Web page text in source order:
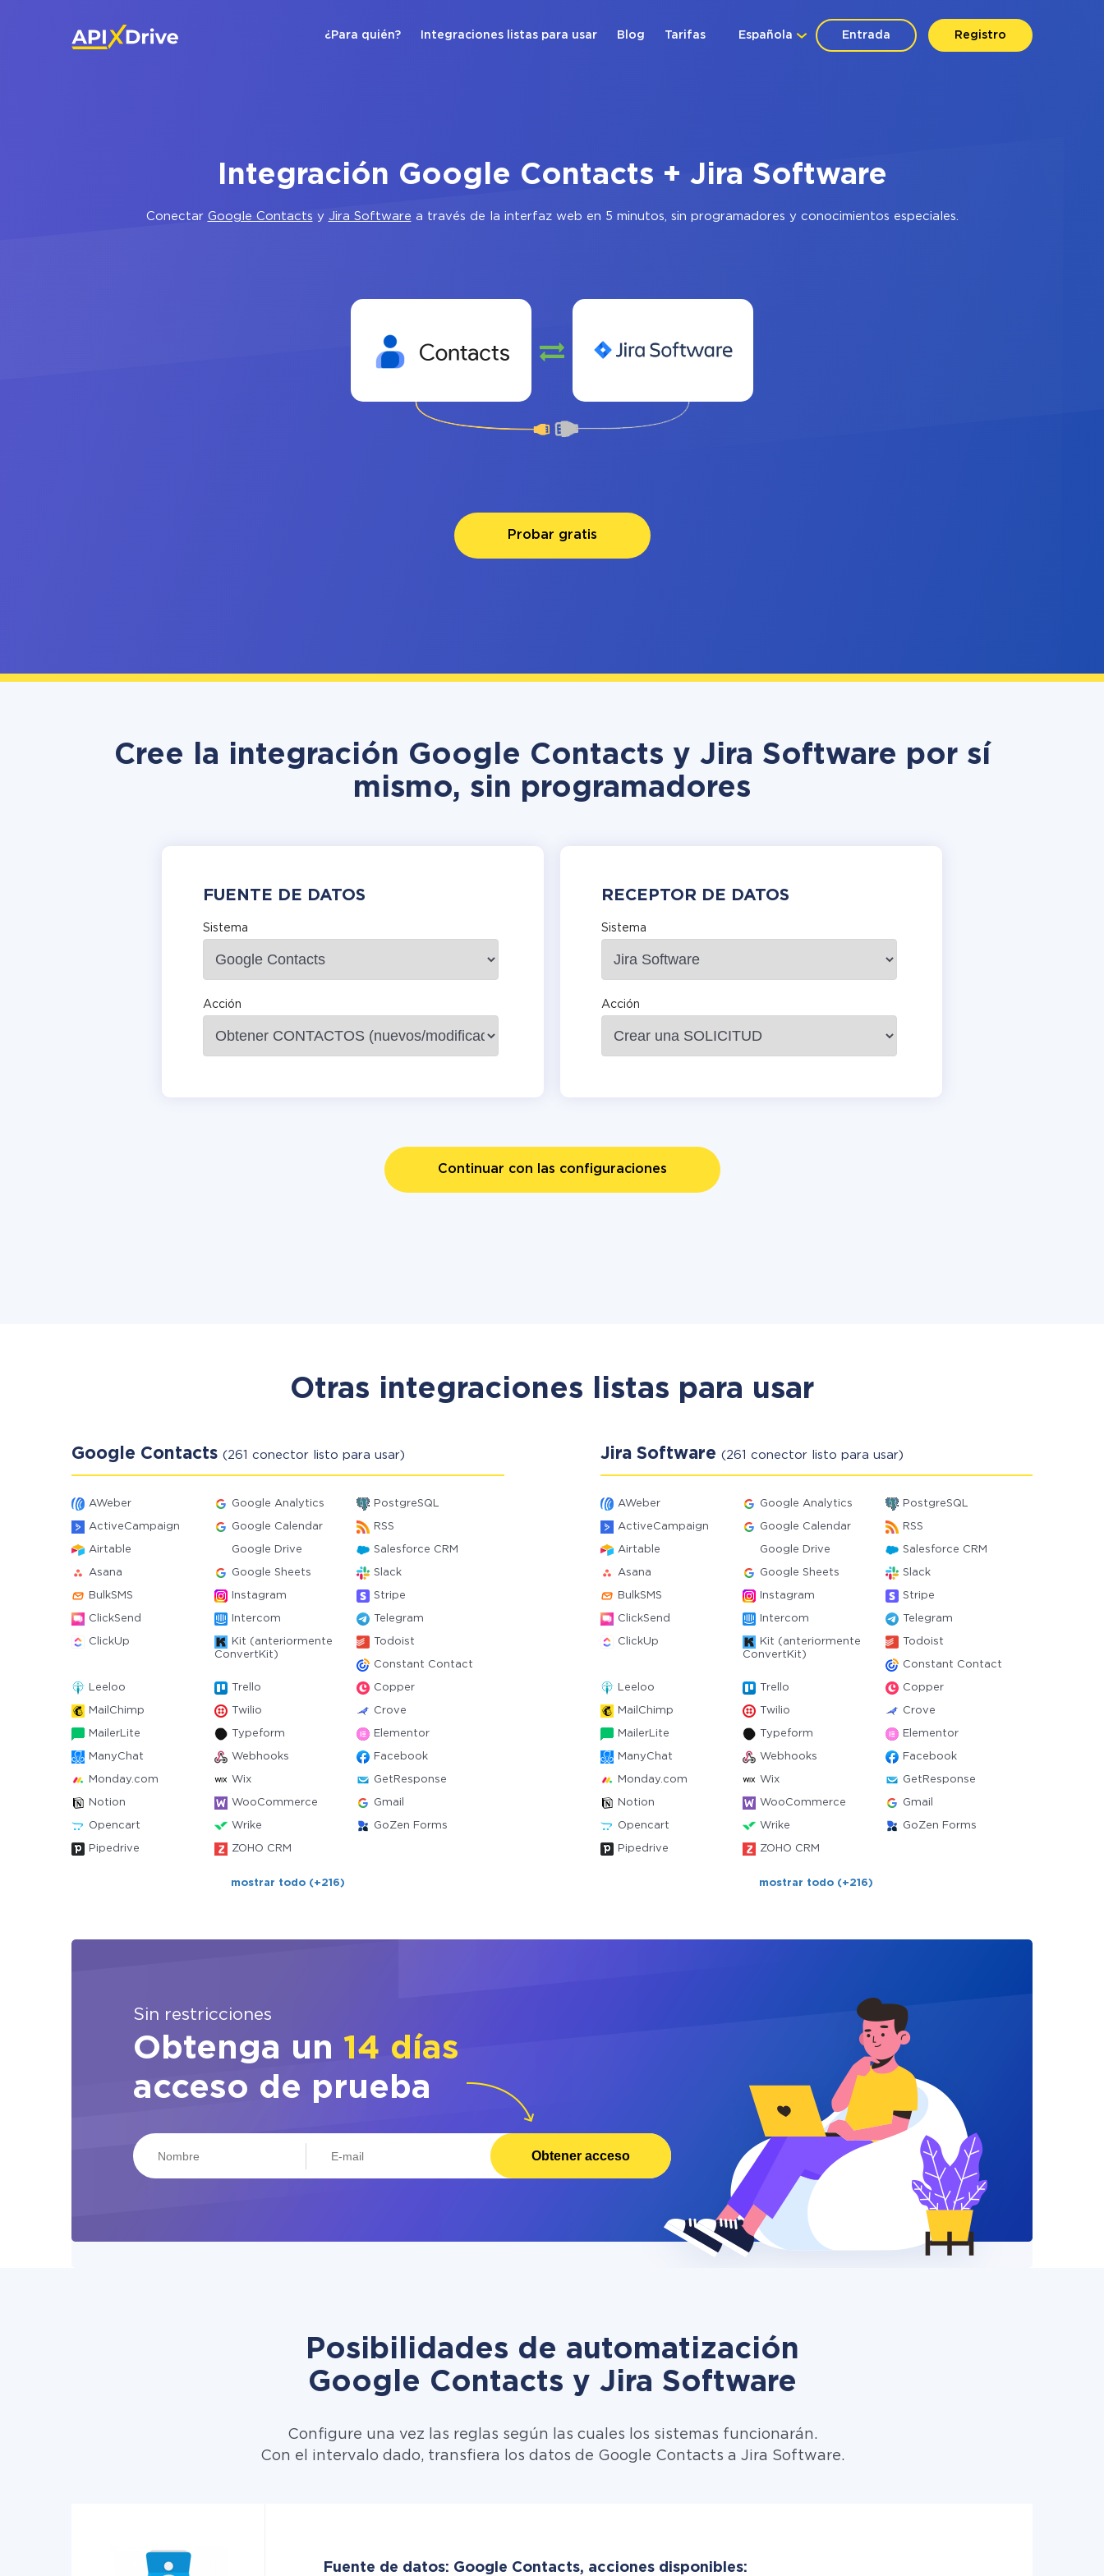
Entrada Registro
Española
¿Para quién? Integraciones listas para usar Blog Tarifas
Integración Google Contacts + Jira Software
Conectar Google Contacts y Jira Software a través de la interfaz web en 5 minutos, sin programadores y conocimientos especiales.
Probar gratis
Cree la integración Google Contacts y Jira Software por sí
mismo, sin programadores
FUENTE DE DATOS
Sistema
Acción
RECEPTOR DE DATOS
Sistema
Acción
Continuar con las configuraciones
Otras integraciones listas para usar
Google Contacts (261 conector listo para usar)
AWeber Google Analytics PostgreSQL
ActiveCampaign Google Calendar RSS
Airtable Google Drive Salesforce CRM
Asana Google Sheets Slack
BulkSMS Instagram Stripe
ClickSend Intercom Telegram
ClickUp
Kit (anteriormente
ConvertKit)
Todoist
Constant Contact
Leeloo Trello Copper
MailChimp Twilio Crove
MailerLite Typeform Elementor
ManyChat Webhooks Facebook
Monday.com Wix GetResponse
Notion WooCommerce Gmail
Opencart Wrike GoZen Forms
Pipedrive ZOHO CRM
mostrar todo (+216)
Jira Software (261 conector listo para usar)
AWeber Google Analytics PostgreSQL
ActiveCampaign Google Calendar RSS
Airtable Google Drive Salesforce CRM
Asana Google Sheets Slack
BulkSMS Instagram Stripe
ClickSend Intercom Telegram
ClickUp
Kit (anteriormente
ConvertKit)
Todoist
Constant Contact
Leeloo Trello Copper
MailChimp Twilio Crove
MailerLite Typeform Elementor
ManyChat Webhooks Facebook
Monday.com Wix GetResponse
Notion WooCommerce Gmail
Opencart Wrike GoZen Forms
Pipedrive ZOHO CRM
mostrar todo (+216)
Sin restricciones
Obtenga un 14 días
acceso de prueba
Obtener acceso
Posibilidades de automatización
Google Contacts y Jira Software
Configure una vez las reglas según las cuales los sistemas funcionarán.
Con el intervalo dado, transfiera los datos de Google Contacts a Jira Software.
Fuente de datos: Google Contacts, acciones disponibles: